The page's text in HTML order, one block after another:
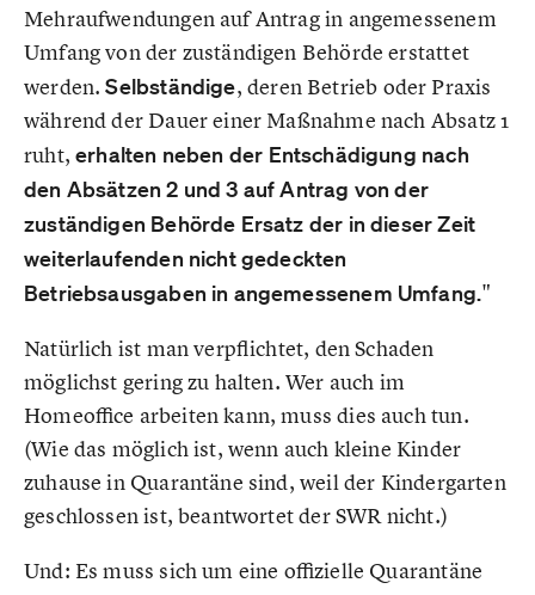
Mehraufwendungen auf Antrag in angemessenem
Umfang von der zuständigen Behörde erstattet
werden.Selbständige, deren Betrieb oder Praxis
während der Dauer einer Maßnahme nach Absatz 1
ruht,erhalten neben der Entschädigung nach
den Absätzen 2 und 3 auf Antrag von der
zuständigen Behörde Ersatz der in dieser Zeit
weiterlaufenden nicht gedeckten
Betriebsausgaben in angemessenem Umfang."
Natürlich ist man verpflichtet, den Schaden
möglichst gering zu halten. Wer auch im
Homeoffice arbeiten kann, muss dies auch tun.
(Wie das möglich ist, wenn auch kleine Kinder
zuhause in Quarantäne sind, weil der Kindergarten
geschlossen ist, beantwortet der SWR nicht.)
Und: Es muss sich um eine offizielle Quarantäne